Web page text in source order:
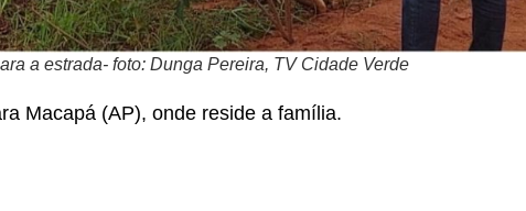
a estrada- foto: Dunga Pereira, TV Cidade Verde
Macapá (AP), onde reside a família.